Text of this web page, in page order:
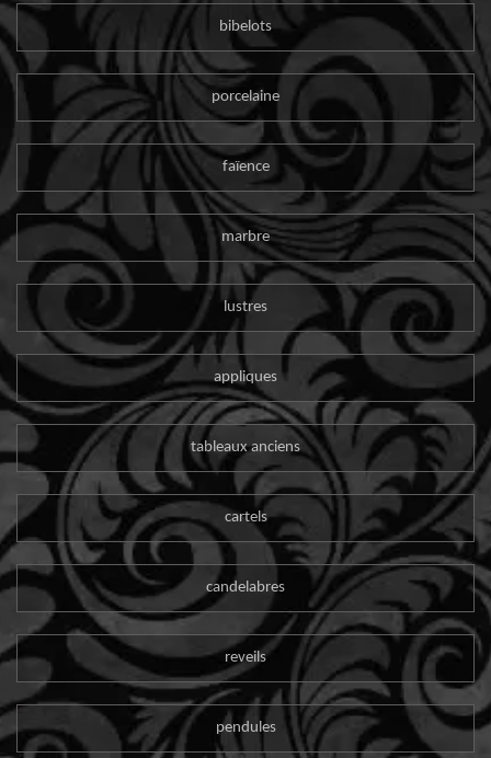
bibelots
porcelaine
faïence
marbre
lustres
appliques
tableaux anciens
cartels
candelabres
reveils
pendules